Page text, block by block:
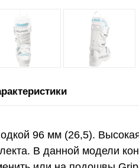
96 мм (26,5).
В данной модели